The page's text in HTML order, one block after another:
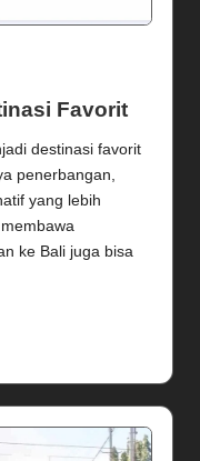
Favorit
destinasi favorit
penerbangan,
yang lebih
ke Bali juga bisa